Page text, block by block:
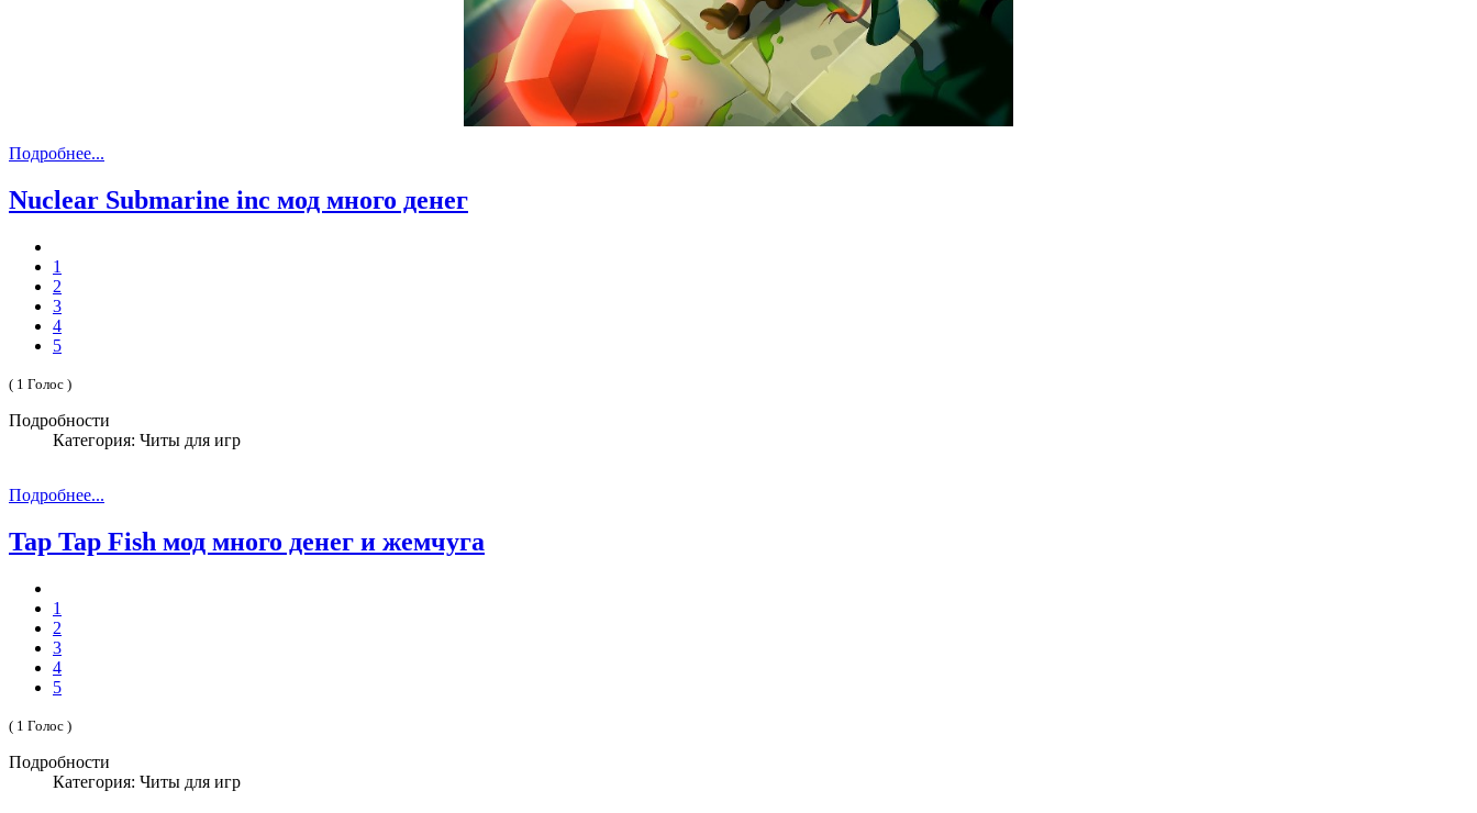
Подробнее...
Nuclear Submarine inc мод много денег
1
2
3
4
5
( 1 Голос )
Подробности
Категория: Читы для игр
Подробнее...
Tap Tap Fish мод много денег и жемчуга
1
2
3
4
5
( 1 Голос )
Подробности
Категория: Читы для игр